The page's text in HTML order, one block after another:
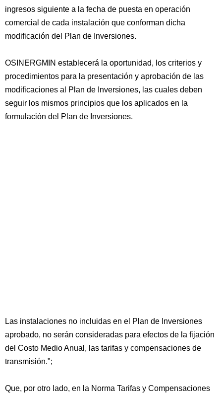
ingresos siguiente a la fecha de puesta en operación
comercial de cada instalación que conforman dicha
modificación del Plan de Inversiones.
OSINERGMIN establecerá la oportunidad, los criterios y
procedimientos para la presentación y aprobación de las
modificaciones al Plan de Inversiones, las cuales deben
seguir los mismos principios que los aplicados en la
formulación del Plan de Inversiones.
Las instalaciones no incluidas en el Plan de Inversiones
aprobado, no serán consideradas para efectos de la fijación
del Costo Medio Anual, las tarifas y compensaciones de
transmisión.";
Que, por otro lado, en la Norma Tarifas y Compensaciones